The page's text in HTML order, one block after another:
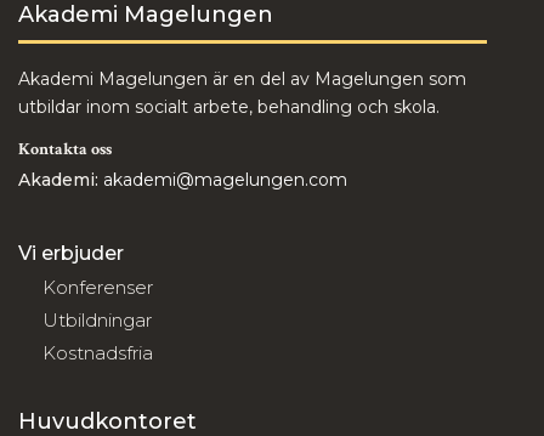
Akademi Magelungen
Akademi Magelungen är en del av Magelungen som
utbildar inom socialt arbete, behandling och skola.
Kontakta oss
Akademi: akademi@magelungen.com
Vi erbjuder
Konferenser
Utbildningar
Kostnadsfria
Huvudkontoret